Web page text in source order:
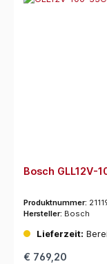
Bosch GLL12V-
Produktnummer:
Hersteller: Bosch
Lieferzeit:
€ 769,20